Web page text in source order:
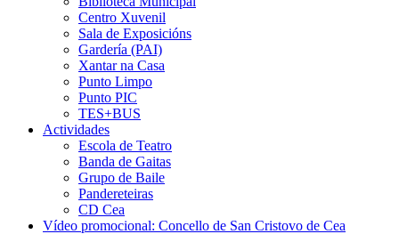
Centro Xuvenil
Sala de Exposicións
Gardería (PAI)
Xantar na Casa
Punto Limpo
Punto PIC
TES+BUS
Actividades
Escola de Teatro
Banda de Gaitas
Grupo de Baile
Pandereteiras
CD Cea
Vídeo promocional: Concello de San Cristovo de Cea